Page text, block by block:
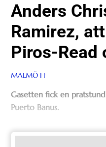
Anders
Ramirez,
Piros-Read
MALMÖ FF
Gasetten fick en
Puerto Banus.